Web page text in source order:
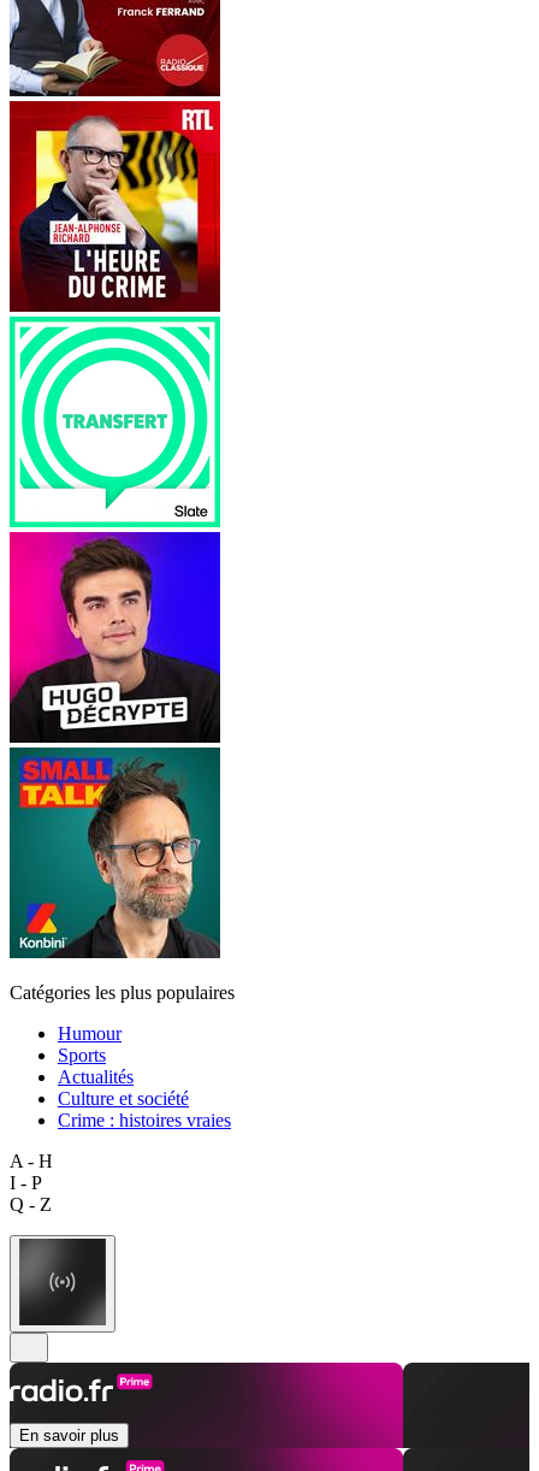
Catégories les plus populaires
Humour
Sports
Actualités
Culture et société
Crime : histoires vraies
A - H
I - P
Q - Z
En savoir plus